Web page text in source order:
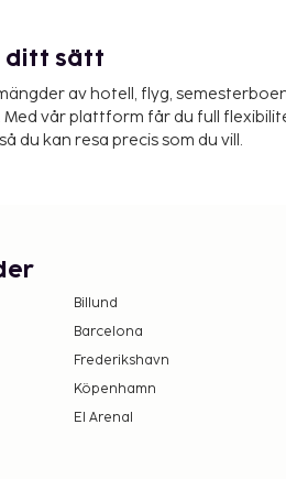
ditt sätt
av hotell, flyg,
vår plattform får du full
du kan resa precis som du vill.
Billund
Barcelona
Frederikshavn
Köpenhamn
El Arenal